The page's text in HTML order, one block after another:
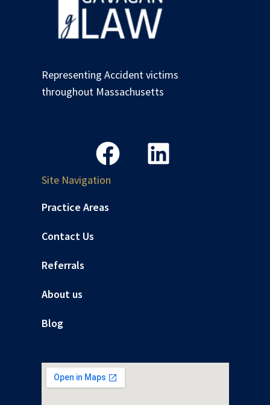
Representing Accident victims
throughout Massachusetts
Site Navigation
Practice Areas
Contact Us
Referrals
About us
Blog